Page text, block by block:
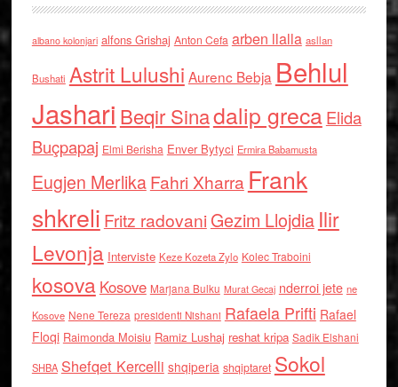
albano kolonjari alfons Grishaj Anton Cefa arben llalla asllan
Bushati Astrit Lulushi Aurenc Bebja Behlul
Jashari Beqir Sinadalip grecaElida
Buçpapaj Elmi Berisha Enver Bytyci Ermira Babamusta
Eugjen MerlikaFahri Xharra Frank
shkreli Fritz radovaniGezim Llojdia Ilir
Levonja Interviste Keze Kozeta Zylo Kolec Traboini
kosova Kosove Marjana Bulku Murat Gecaj nderroi jete ne
Kosove Nene Tereza presidenti Nishani Rafaela Prifti Rafael
Floqi Raimonda Moisiu Ramiz Lushaj reshat kripa Sadik Elshani
SHBA Shefqet Kercelli shqiperia shqiptaret Sokol